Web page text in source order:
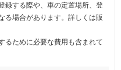
録する際や、車の定置場所、登
る場合があります。詳しくは販
るために必要な費用も含まれて